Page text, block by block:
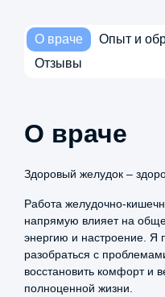
О враче Опыт и
Отзывы
О враче
Здоровый желудок –
Работа желудочно-
напрямую влияет на
энергию и настроение. Я
разобраться с
восстановить комфорт и
полноценной жизни.
Прием (осмотр,
консультация) врача-
эндокринолога17 марта,